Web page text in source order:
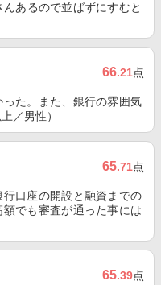
あるので並ばずにすむと
66.21点
た。また、銀行の雰囲気
／男性）
65.71点
口座の開設と融資までの
でも審査が通った事には
65.39点